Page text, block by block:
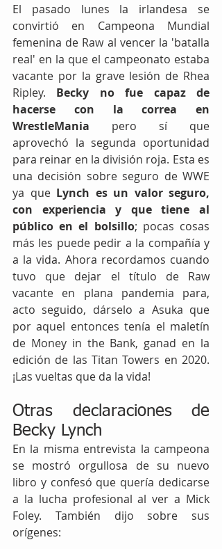
El pasado lunes la irlandesa se
convirtió en Campeona Mundial
femenina de Raw al vencer la 'batalla
real' en la que el campeonato estaba
vacante por la grave lesión de Rhea
Ripley. Becky no fue capaz de
hacerse con la correa en
WrestleMania pero sí que
aprovechó la segunda oportunidad
para reinar en la división roja. Esta es
una decisión sobre seguro de WWE
ya que Lynch es un valor seguro,
con experiencia y que tiene al
público en el bolsillo; pocas cosas
más les puede pedir a la compañía y
a la vida. Ahora recordamos cuando
tuvo que dejar el título de Raw
vacante en plana pandemia para,
acto seguido, dárselo a Asuka que
por aquel entonces tenía el maletín
de Money in the Bank, ganad en la
edición de las Titan Towers en 2020.
¡Las vueltas que da la vida!
Otras declaraciones de
Becky Lynch
En la misma entrevista la campeona
se mostró orgullosa de su nuevo
libro y confesó que quería dedicarse
a la lucha profesional al ver a Mick
Foley. También dijo sobre sus
orígenes: